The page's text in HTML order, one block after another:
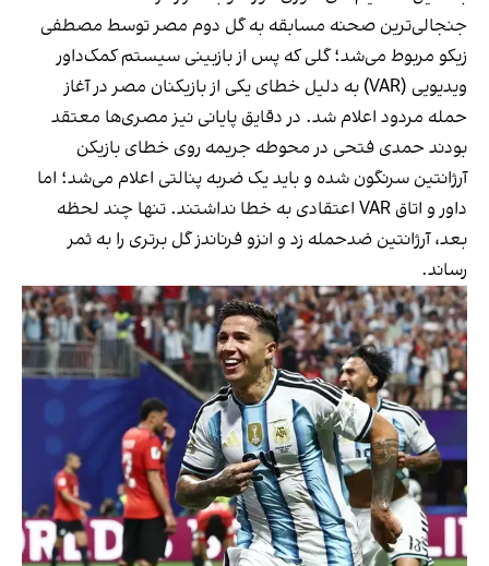
جنجالی‌ترین صحنه مسابقه به گل دوم مصر توسط مصطفی
زیکو مربوط می‌شد؛ گلی که پس از بازبینی سیستم کمک‌داور
ویدیویی (VAR) به دلیل خطای یکی از بازیکنان مصر در آغاز
حمله مردود اعلام شد. در دقایق پایانی نیز مصری‌ها معتقد
بودند حمدی فتحی در محوطه جریمه روی خطای بازیکن
آرژانتین سرنگون شده و باید یک ضربه پنالتی اعلام می‌شد؛ اما
داور و اتاق VAR اعتقادی به خطا نداشتند. تنها چند لحظه
بعد، آرژانتین ضدحمله زد و انزو فرناندز گل برتری را به ثمر
رساند.